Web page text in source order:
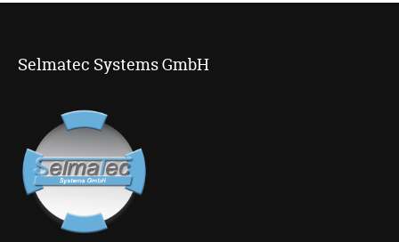
Selmatec Systems GmbH